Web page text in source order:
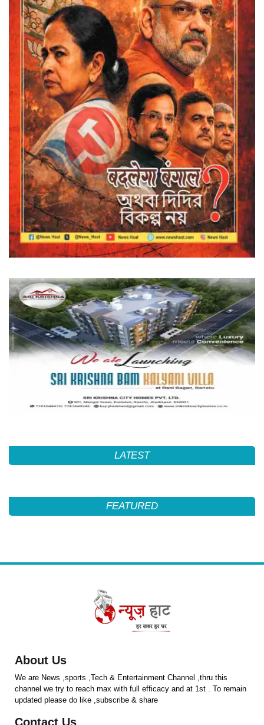
LATEST
FEATURED
About Us
We are News ,sports ,Tech & Entertainment Channel ,thru this
channel we try to reach max with full efficacy and at 1st . To remain
updated please do like ,subscribe & share
Contact Us